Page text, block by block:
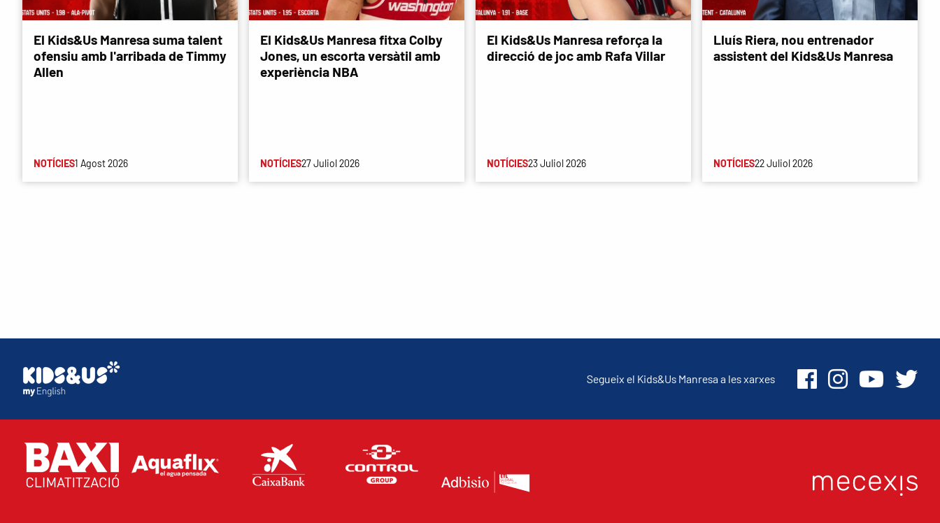
El Kids&Us Manresa suma talent
ofensiu amb l'arribada de Timmy
Allen
NOTÍCIES1 Agost 2026
El Kids&Us Manresa fitxa Colby
Jones, un escorta versàtil amb
experiència NBA
NOTÍCIES27 Juliol 2026
El Kids&Us Manresa reforça la
direcció de joc amb Rafa Villar
NOTÍCIES23 Juliol 2026
Lluís Riera, nou entrenador
assistent del Kids&Us Manresa
NOTÍCIES22 Juliol 2026
Segueix el Kids&Us Manresa a les xarxes